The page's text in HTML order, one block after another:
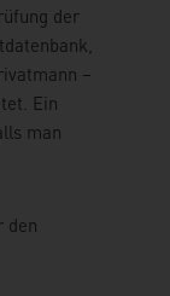
der
–
Ein
man
den